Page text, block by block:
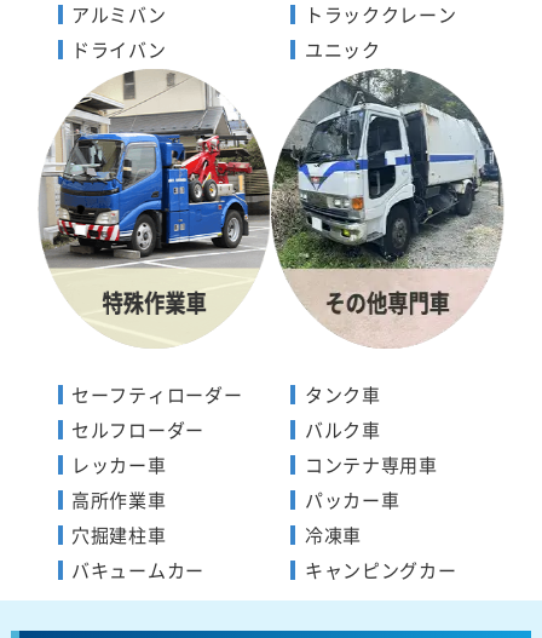
アルミバン
ドライバン
トラッククレーン
ユニック
セーフティローダー
セルフローダー
レッカー車
高所作業車
穴掘建柱車
バキュームカー
タンク車
バルク車
コンテナ専用車
パッカー車
冷凍車
キャンピングカー